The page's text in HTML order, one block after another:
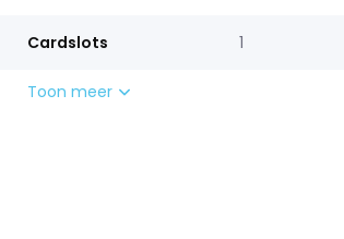
Cardslots 1
Toon meer